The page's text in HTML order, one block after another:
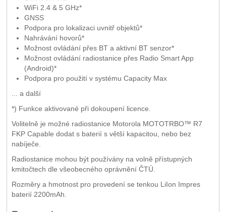
WiFi 2.4 & 5 GHz*
GNSS
Podpora pro lokalizaci uvnitř objektů*
Nahrávání hovorů*
Možnost ovládání přes BT a aktivní BT senzor*
Možnost ovládání radiostanice přes Radio Smart App
(Android)*
Podpora pro použití v systému Capacity Max
... a další
*) Funkce aktivované při dokoupení licence.
Volitelně je možné radiostanice Motorola MOTOTRBO™ R7
FKP Capable dodat s baterií s větší kapacitou, nebo bez
nabíječe.
Radiostanice mohou být používány na volně přístupných
kmitočtech dle všeobecného oprávnění ČTÚ.
Rozměry a hmotnost pro provedení se tenkou LiIon Impres
baterií 2200mAh.